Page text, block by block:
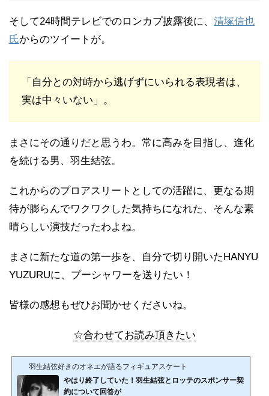
そして24時間テレビでのロンカプ披露後に、 清塚信也
氏からのツイートが。
「自分との対峙から逃げずにいられる表現者は、
実は中々いない」。
まさにその通りだと思うわ。常に高みを目指し、進化
を続ける男、羽生結弦。
これからのプロアスリートとしての活躍に、更なる期
待が膨らんでワクワクした気持ちになれた、そんな素
晴らしい演技だったわよね。
まさに新たな道の第一歩を、自分で切り開いたHANYU
YUZURUに、プーシャワーを送りたい！
皆様の感想もぜひお聞かせくださいね。
☆合わせてお読み頂きたい
羽生結弦好きのオネエが語るフィギュアスケート
やはり終了していた！羽生結弦とロッテのスポンサー契
約について回答が